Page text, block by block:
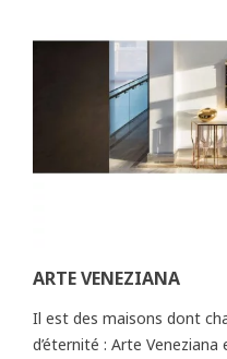
ARTE VENEZIANA
Il est des maisons dont
d’éternité : Arte